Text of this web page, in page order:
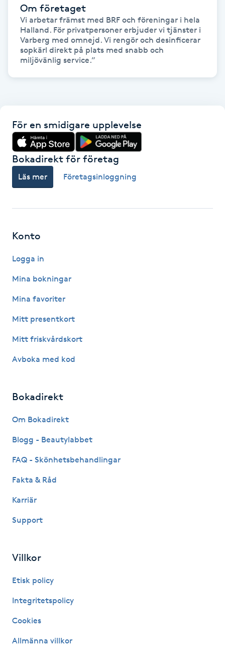
Fransrengöring
Frekvensterapi
Friskvård
Frisör
Funktionsanalys
G
Gel naglar
Gellack
Gravidyoga
Gua Sha-massage
H
Hatha Yoga
Headspa
Healing
Herrklippning
Hollywood Peel
Om företaget
Vi arbetar främst med BRF och föreningar i hela
Halland. För privatpersoner erbjuder vi tjänster i
Varberg med omnejd. Vi rengör och desinficerar
sopkärl direkt på plats med snabb och
miljövänlig service.”
För en smidigare upplevelse
Bokadirekt för företag
Läs mer Företagsinloggning
Konto
Logga in
Mina bokningar
Mina favoriter
Mitt presentkort
Mitt friskvårdskort
Avboka med kod
Bokadirekt
Om Bokadirekt
Blogg - Beautylabbet
FAQ - Skönhetsbehandlingar
Fakta & Råd
Karriär
Support
Villkor
Etisk policy
Integritetspolicy
Cookies
Allmänna villkor